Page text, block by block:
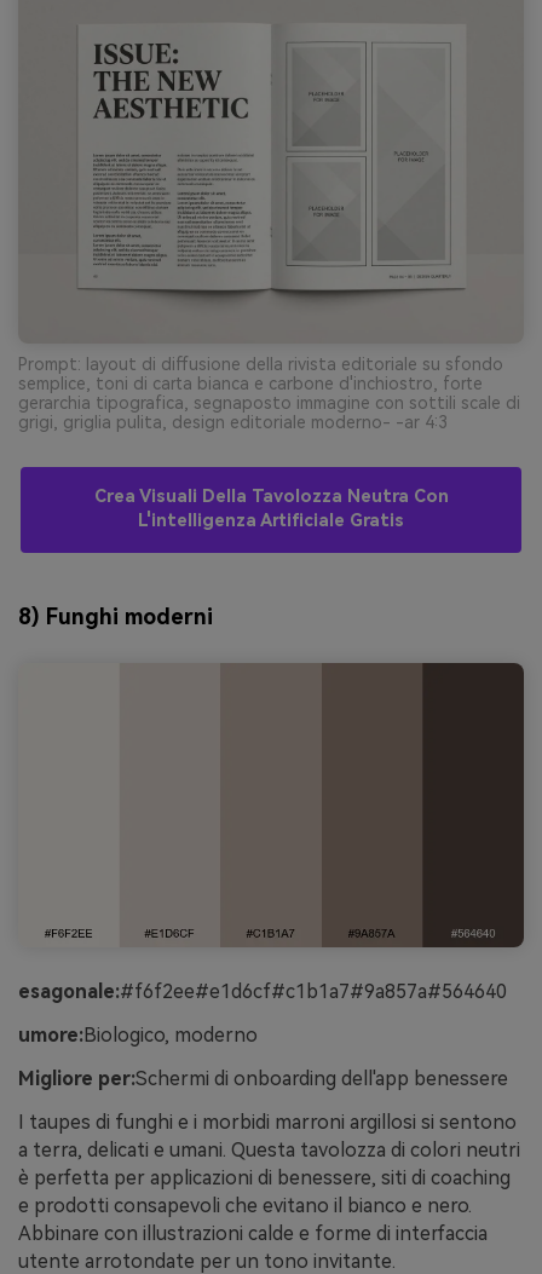
Prompt: layout di diffusione della rivista editoriale su sfondo
semplice, toni di carta bianca e carbone d'inchiostro, forte
gerarchia tipografica, segnaposto immagine con sottili scale di
grigi, griglia pulita, design editoriale moderno- -ar 4:3
Crea Visuali Della Tavolozza Neutra Con
L'intelligenza Artificiale Gratis
8) Funghi moderni
esagonale:#f6f2ee#e1d6cf#c1b1a7#9a857a#564640
umore:Biologico, moderno
Migliore per:Schermi di onboarding dell'app benessere
I taupes di funghi e i morbidi marroni argillosi si sentono
a terra, delicati e umani. Questa tavolozza di colori neutri
è perfetta per applicazioni di benessere, siti di coaching
e prodotti consapevoli che evitano il bianco e nero.
Abbinare con illustrazioni calde e forme di interfaccia
utente arrotondate per un tono invitante.